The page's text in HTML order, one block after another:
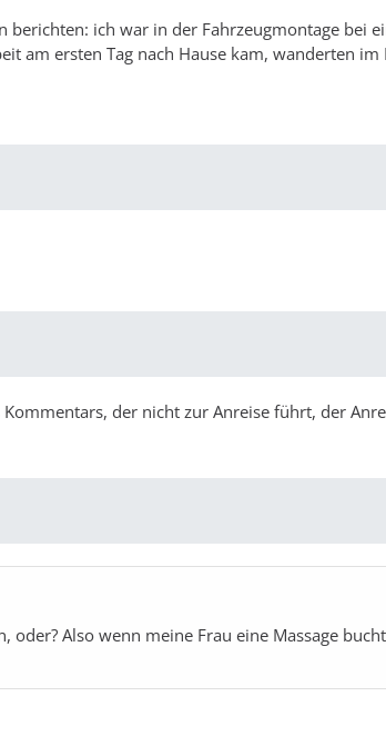
berichten: ich war in der Fahrzeugmontage bei
am ersten Tag nach Hause kam, wanderten
der nicht zur Anreise führt, der
oder? Also wenn meine Frau eine Massage